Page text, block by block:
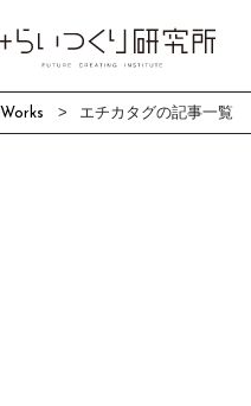
Works エチカタグの記事一覧